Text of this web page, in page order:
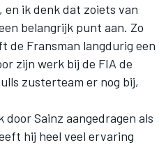
ik denk dat zoiets van
belangrijk punt aan. Zo
de Fransman langdurig een
zijn werk bij de FIA de
zusterteam er nog bij,
Sainz aangedragen als
hij heel veel ervaring